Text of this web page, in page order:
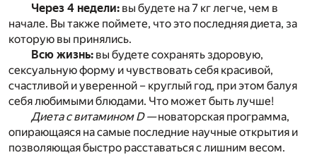
Через 4 недели: вы будете на 7 кг легче, чем в
начале. Вы также поймете, что это последняя диета, за
которую вы принялись.
Всю жизнь: вы будете сохранять здоровую,
сексуальную форму и чувствовать себя красивой,
счастливой и уверенной – круглый год, при этом балуя
себя любимыми блюдами. Что может быть лучше!
Диета с витамином D —новаторская программа,
опирающаяся на самые последние научные открытия и
позволяющая быстро расставаться с лишним весом.